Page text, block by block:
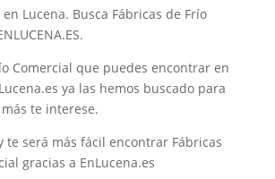
mixtas de
cámaras
grupo o
Lucena. Busca Fábricas de Frío
Comercial que puedes encontrar en
ya las hemos buscado para
te interese.
te será más fácil encontrar Fábricas
gracias a EnLucena.es